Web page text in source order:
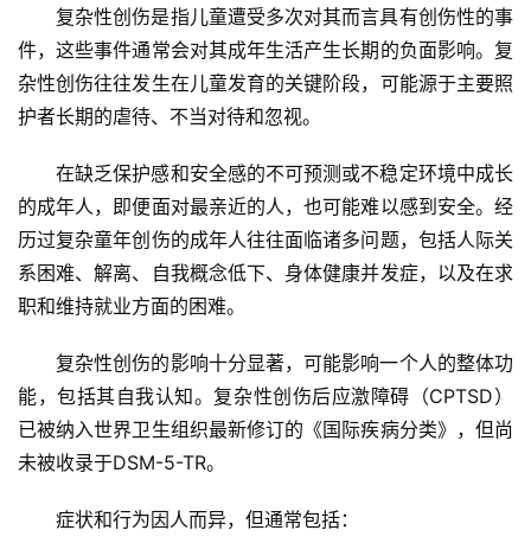
复杂性创伤是指儿童遭受多次对其而言具有创伤性的事
件，这些事件通常会对其成年生活产生长期的负面影响。复
杂性创伤往往发生在儿童发育的关键阶段，可能源于主要照
护者长期的虐待、不当对待和忽视。
在缺乏保护感和安全感的不可预测或不稳定环境中成长
的成年人，即便面对最亲近的人，也可能难以感到安全。经
历过复杂童年创伤的成年人往往面临诸多问题，包括人际关
系困难、解离、自我概念低下、身体健康并发症，以及在求
职和维持就业方面的困难。
复杂性创伤的影响十分显著，可能影响一个人的整体功
能，包括其自我认知。复杂性创伤后应激障碍（CPTSD）
已被纳入世界卫生组织最新修订的《国际疾病分类》，但尚
未被收录于DSM-5-TR。
症状和行为因人而异，但通常包括：